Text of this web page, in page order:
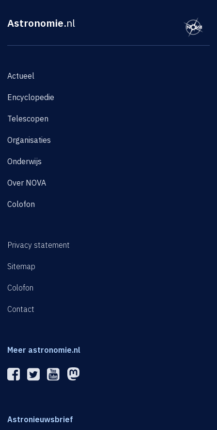
Astronomie.nl
Actueel
Encyclopedie
Telescopen
Organisaties
Onderwijs
Over NOVA
Colofon
Privacy statement
Sitemap
Colofon
Contact
Meer astronomie.nl
Astronieuwsbrief